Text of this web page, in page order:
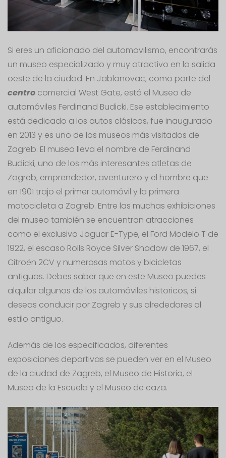
Si eres un aficionado del automovilismo, encontrarás
un museo especializado y muy atractivo en la salida
oeste de la ciudad. En Jablanovac, como parte del
centro comercial West Gate, está el Museo de
automóviles Ferdinand Budicki. Ese establecimiento
está dedicado a los autos clásicos, fue inaugurado
en 2013 y es uno de los museos más visitados de
Zagreb. El museo lleva el nombre de Ferdinand
Budicki, uno de los más interesantes atletas de
Zagreb, emprendedor, aventurero y el hombre que
en 1901 trajo el primer automóvil y la primera
motocicleta a Zagreb. Entre las muchas exhibiciones
del museo también se encuentran atracciones
como el exclusivo Jaguar E-Type, el Ford Modelo T de
1922, el escaso Rolls Royce Silver Shadow de 1967, el
Citroën 2CV y numerosas motos y bicicletas
antiguos. Debes saber que en este Museo puedes
alquilar algunos de los automóviles historicos, si
deseas conducir por Zagreb y sus alrededores al
estilo antiguo.
Además de los especificados, diferentes
exposiciones deportivas se pueden ver en el Museo
de la ciudad de Zagreb, el Museo de Historia, el
Museo de la Escuela y el Museo de caza.